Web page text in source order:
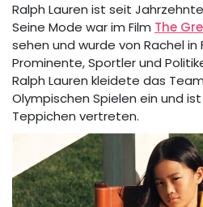
Ralph Lauren ist seit
Seine Mode war im Film The
sehen und wurde von Rachel in
Prominente, Sportler und
Ralph Lauren kleidete das
Olympischen Spielen ein und
Teppichen vertreten.